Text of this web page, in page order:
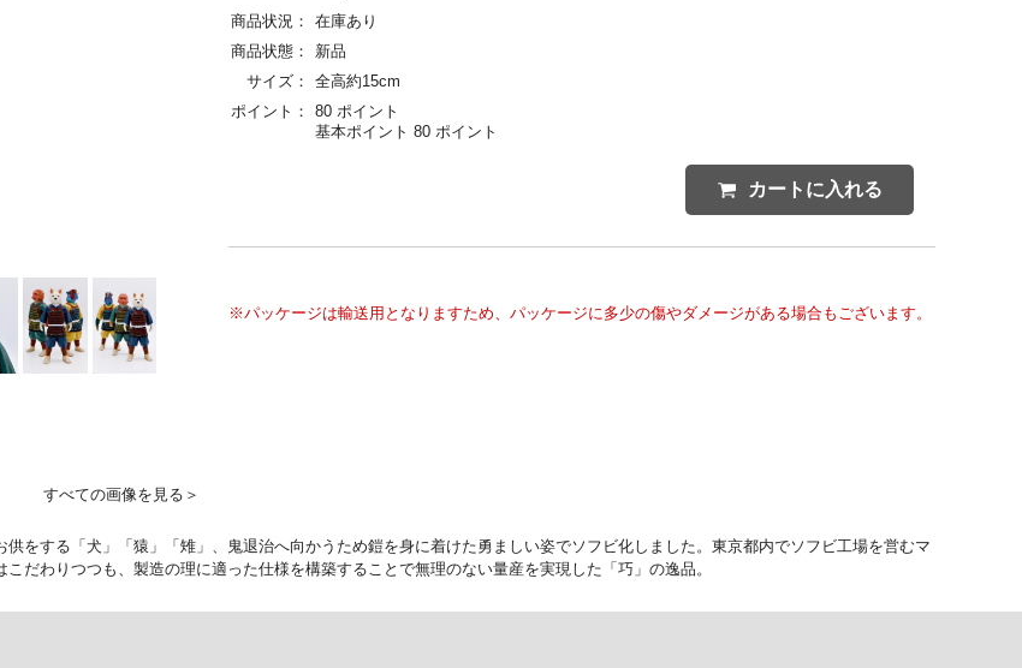
すべての画像を見る＞
商品状況：
在庫あり
商品状態：
新品
サイズ：
全高約15cm
ポイント：
80 ポイント
基本ポイント 80 ポイント
カートに入れる
※パッケージは輸送用となりますため、パッケージに多少の傷やダメージがある場合もございます。
をする「犬」「猿」「雉」、鬼退治へ向かうため鎧を身に着けた勇ましい姿でソフビ化しました。東京都内でソフビ工場を営むマ
だわりつつも、製造の理に適った仕様を構築することで無理のない量産を実現した「巧」の逸品。